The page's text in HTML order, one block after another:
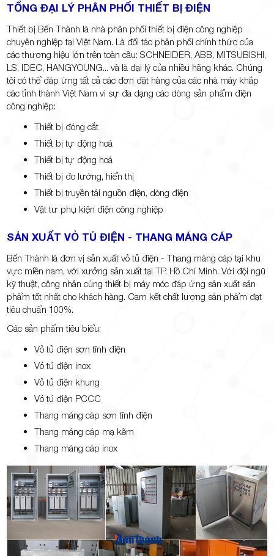
TỔNG ĐẠI LÝ PHÂN PHỐI THIẾT BỊ ĐIỆN
Thiết bị Bến Thành là nhà phân phối thiết bị điện công nghiệp
chuyên nghiệp tại Việt Nam. Là đối tác phân phối chính thức của
các thương hiệu lớn trên toàn cầu: SCHNEIDER, ABB, MITSUBISHI,
LS, IDEC, HANGYOUNG... và là đại lý của nhiều hãng khác. Chúng
tôi có thể đáp ứng tất cả các đơn đặt hàng của các nhà máy khắp
các tỉnh thành Việt Nam vì sự đa dạng các dòng sản phẩm điện
công nghiệp:
Thiết bị đóng cắt
Thiết bị tự động hoá
Thiết bị tự động hoá
Thiết bị đo lường, hiển thị
Thiết bị truyền tải nguồn điện, dòng điện
Vật tư phụ kiện điện công nghiệp
SẢN XUẤT VỎ TỦ ĐIỆN - THANG MÁNG CÁP
Bến Thành là đơn vị sản xuất vỏ tủ điện - Thang máng cáp tại khu
vực miền nam, với xưởng sản xuất tại TP. Hồ Chí Minh. Với đội ngũ
kỹ thuật, công nhân cùng thiết bị máy móc đáp ứng sản xuất sản
phẩm tốt nhất cho khách hàng. Cam kết chất lượng sản phẩm đạt
tiêu chuẩn 100%.
Các sản phẩm tiêu biểu:
Vỏ tủ điện sơn tĩnh điện
Vỏ tủ điện inox
Vỏ tủ điện khung
Vỏ tủ điện PCCC
Thang máng cáp sơn tĩnh điện
Thang máng cáp mạ kẽm
Thang máng cáp inox